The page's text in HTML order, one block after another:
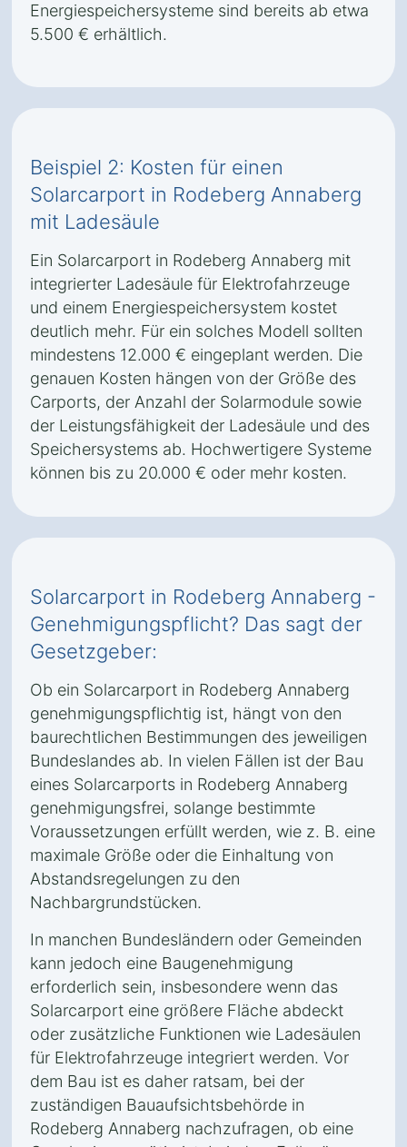
Energiespeichersysteme sind bereits ab etwa
5.500 € erhältlich.
Beispiel 2: Kosten für einen
Solarcarport in Rodeberg Annaberg
mit Ladesäule
Ein Solarcarport in Rodeberg Annaberg mit
integrierter Ladesäule für Elektrofahrzeuge
und einem Energiespeichersystem kostet
deutlich mehr. Für ein solches Modell sollten
mindestens 12.000 € eingeplant werden. Die
genauen Kosten hängen von der Größe des
Carports, der Anzahl der Solarmodule sowie
der Leistungsfähigkeit der Ladesäule und des
Speichersystems ab. Hochwertigere Systeme
können bis zu 20.000 € oder mehr kosten.
Solarcarport in Rodeberg Annaberg -
Genehmigungspflicht? Das sagt der
Gesetzgeber:
Ob ein Solarcarport in Rodeberg Annaberg
genehmigungspflichtig ist, hängt von den
baurechtlichen Bestimmungen des jeweiligen
Bundeslandes ab. In vielen Fällen ist der Bau
eines Solarcarports in Rodeberg Annaberg
genehmigungsfrei, solange bestimmte
Voraussetzungen erfüllt werden, wie z. B. eine
maximale Größe oder die Einhaltung von
Abstandsregelungen zu den
Nachbargrundstücken.
In manchen Bundesländern oder Gemeinden
kann jedoch eine Baugenehmigung
erforderlich sein, insbesondere wenn das
Solarcarport eine größere Fläche abdeckt
oder zusätzliche Funktionen wie Ladesäulen
für Elektrofahrzeuge integriert werden. Vor
dem Bau ist es daher ratsam, bei der
zuständigen Bauaufsichtsbehörde in
Rodeberg Annaberg nachzufragen, ob eine